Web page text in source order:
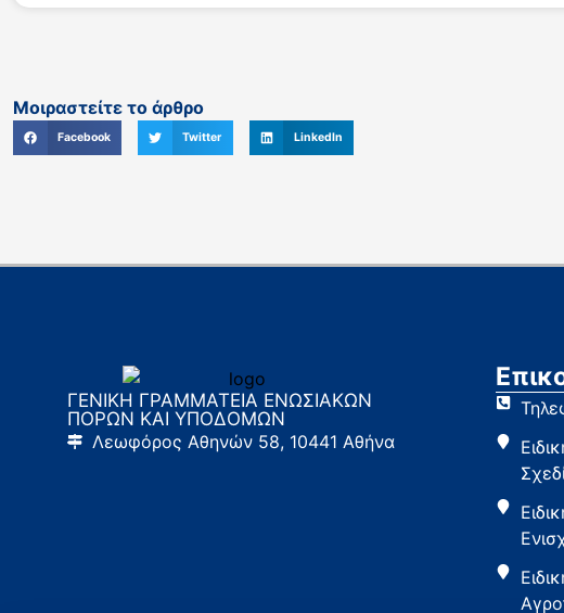
Μοιραστείτε το άρθρο
Facebook Twitter LinkedIn
ΓΕΝΙΚΗ ΓΡΑΜΜΑΤΕΙΑ ΕΝΩΣΙΑΚΩΝ
ΠΟΡΩΝ ΚΑΙ ΥΠΟΔΟΜΩΝ
Λεωφόρος Αθηνών 58, 10441 Αθήνα